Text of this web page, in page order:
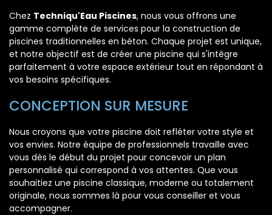
Chez Techniqu'Eau Piscines, nous vous offrons une
gamme complète de services pour la construction de
piscines traditionnelles en béton. Chaque projet est unique,
et notre objectif est de créer une piscine qui s'intègre
parfaitement à votre espace extérieur tout en répondant à
vos besoins spécifiques.
CONCEPTION SUR MESURE
Nous croyons que votre piscine doit refléter votre style et
vos envies. Notre équipe de professionnels travaille avec
vous dès le début du projet pour concevoir un plan
personnalisé qui correspond à vos attentes. Que vous
souhaitiez une piscine classique, moderne ou totalement
originale, nous sommes là pour vous conseiller et vous
accompagner.